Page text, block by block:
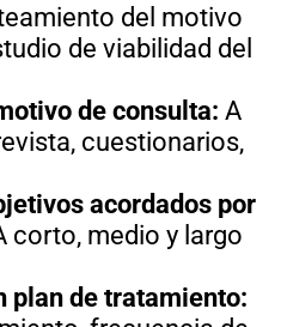
del motivo
de viabilidad del
de consulta: A
cuestionarios,
acordados por
corto, medio y largo
plan de tratamiento: